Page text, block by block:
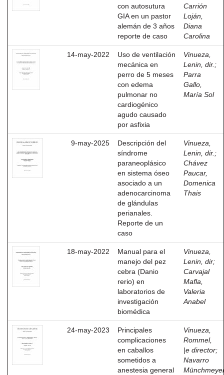
con autosutura
GIA en un pastor
alemán de 3 años
reporte de caso
Carrión
Loján,
Diana
Carolina
14-may-2022
Uso de ventilación
mecánica en
perro de 5 meses
con edema
pulmonar no
cardiogénico
agudo causado
por asfixia
Vinueza,
Lenin, dir. ;
Parra
Gallo,
María Sol
9-may-2025
Descripción del
síndrome
paraneoplásico
en sistema óseo
asociado a un
adenocarcinoma
de glándulas
perianales.
Reporte de un
caso
Vinueza,
Lenin, dir. ;
Chávez
Paucar,
Domenica
Thais
18-may-2022
Manual para el
manejo del pez
cebra (Danio
rerio) en
laboratorios de
investigación
biomédica
Vinueza,
Lenin, dir;
Carvajal
Mafla,
Valeria
Anabel
24-may-2023
Principales
complicaciones
en caballos
sometidos a
anestesia general
Vinueza,
Rommel,
|e director;
Navarro